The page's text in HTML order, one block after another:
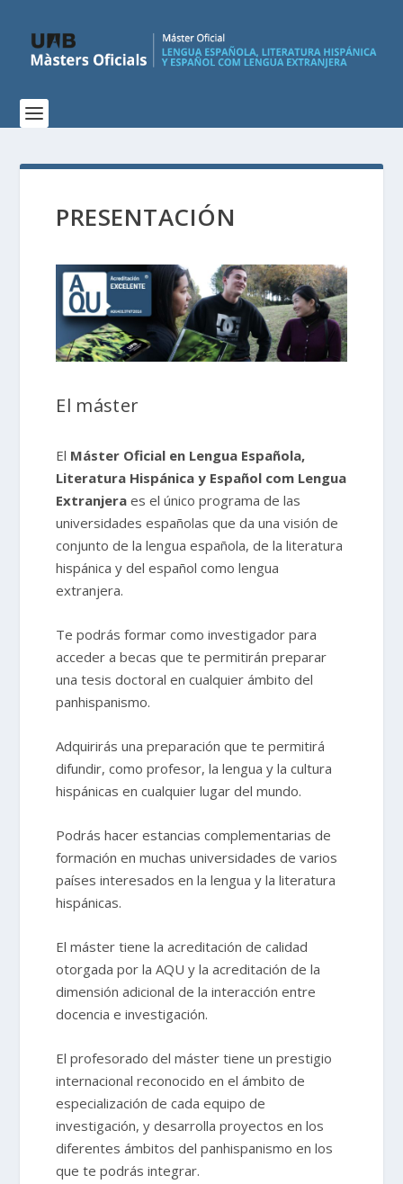
PRESENTACIÓN
El máster
El Máster Oficial en Lengua Española,
Literatura Hispánica y Español com Lengua
Extranjera es el único programa de las
universidades españolas que da una visión de
conjunto de la lengua española, de la literatura
hispánica y del español como lengua
extranjera.
Te podrás formar como investigador para
acceder a becas que te permitirán preparar
una tesis doctoral en cualquier ámbito del
panhispanismo.
Adquirirás una preparación que te permitirá
difundir, como profesor, la lengua y la cultura
hispánicas en cualquier lugar del mundo.
Podrás hacer estancias complementarias de
formación en muchas universidades de varios
países interesados en la lengua y la literatura
hispánicas.
El máster tiene la acreditación de calidad
otorgada por la AQU y la acreditación de la
dimensión adicional de la interacción entre
docencia e investigación.
El profesorado del máster tiene un prestigio
internacional reconocido en el ámbito de
especialización de cada equipo de
investigación, y desarrolla proyectos en los
diferentes ámbitos del panhispanismo en los
que te podrás integrar.